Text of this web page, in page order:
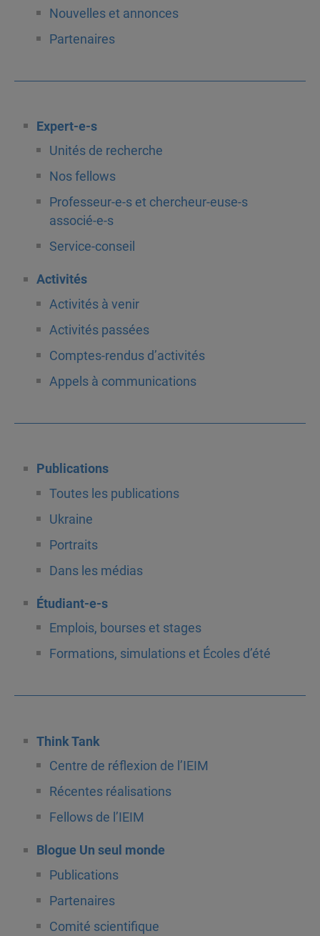
Nouvelles et annonces
Partenaires
Expert-e-s
Unités de recherche
Nos fellows
Professeur-e-s et chercheur-euse-s
associé-e-s
Service-conseil
Activités
Activités à venir
Activités passées
Comptes-rendus d’activités
Appels à communications
Publications
Toutes les publications
Ukraine
Portraits
Dans les médias
Étudiant-e-s
Emplois, bourses et stages
Formations, simulations et Écoles d’été
Think Tank
Centre de réflexion de l’IEIM
Récentes réalisations
Fellows de l’IEIM
Blogue Un seul monde
Publications
Partenaires
Comité scientifique